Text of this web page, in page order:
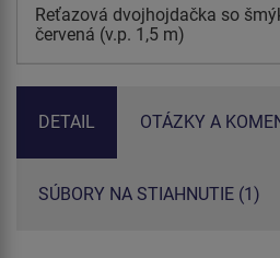
Reťazová dvojhojdačka so
červená (v.p. 1,5 m)
DETAIL OTÁZKY A
SÚBORY NA STIAHNUTIE (1)